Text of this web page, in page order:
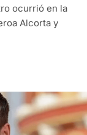
ocurrió en la
Alcorta y